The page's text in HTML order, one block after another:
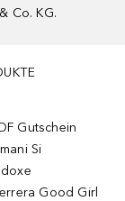
Co. KG.
Gutschein
Si
Good Girl